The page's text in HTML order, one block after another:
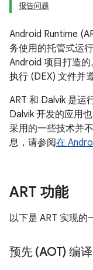
报告问题
Android Runtime
务使用的托管式运
Android 项目打造
执行 (DEX) 文件并
ART 和 Dalvik 是运
Dalvik 开发的应用
采用的一些技术并
息，请参阅在
ART 功能
以下是 ART 实现的
预先 (AOT) 编译